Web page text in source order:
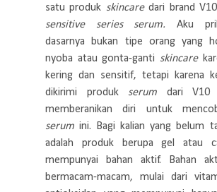
satu produk skincaredari brand
sensitive series serum.Aku
dasarnya bukan tipe orang yang
nyoba atau gonta-ganti skincare
kering dan sensitif, tetapi karena
dikirimi produk serum dari V10
memberanikan diri untuk
serumini. Bagi kalian yang belum
adalah produk berupa gel atau
mempunyai bahan aktif. Bahan
bermacam-macam, mulai dari